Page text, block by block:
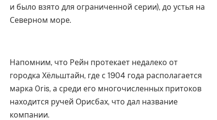
и было взято для ограниченной серии), до устья на
Северном море.
Напомним, что Рейн протекает недалеко от
городка Хёльштайн, где с 1904 года располагается
марка Oris, а среди его многочисленных притоков
находится ручей Орисбах, что дал название
компании.